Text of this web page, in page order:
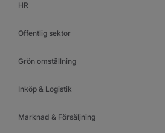
HR
Offentlig sektor
Grön omställning
Inköp & Logistik
Marknad & Försäljning